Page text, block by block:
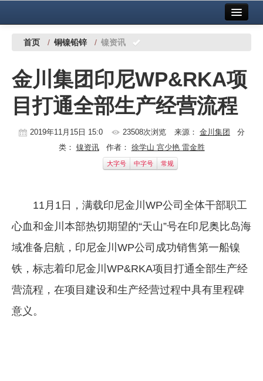
中国有色金属报社主办 广告服务
铜镍铅锌
铝
稀有稀土
镁钛
地矿 建设
党建工作
《资源再生》杂志
首页 / 铜镍铅锌 / 镍资讯
金川集团印尼WP&RKA项
目打通全部生产经营流程
2019年11月15日 15:0 23508次浏览 来源： 金川集团
分
类： 镍资讯作者： 徐学山 宫少艳 雷金胜
大字号 中字号 常规
11月1日，满载印尼金川WP公司全体干部职工
心血和金川本部热切期望的“天山”号在印尼奥比岛海
域准备启航，印尼金川WP公司成功销售第一船镍
铁，标志着印尼金川WP&RKA项目打通全部生产经
营流程，在项目建设和生产经营过程中具有里程碑
意义。